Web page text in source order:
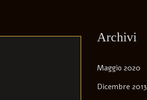
Archivi
Maggio 2020
Dicembre 2013